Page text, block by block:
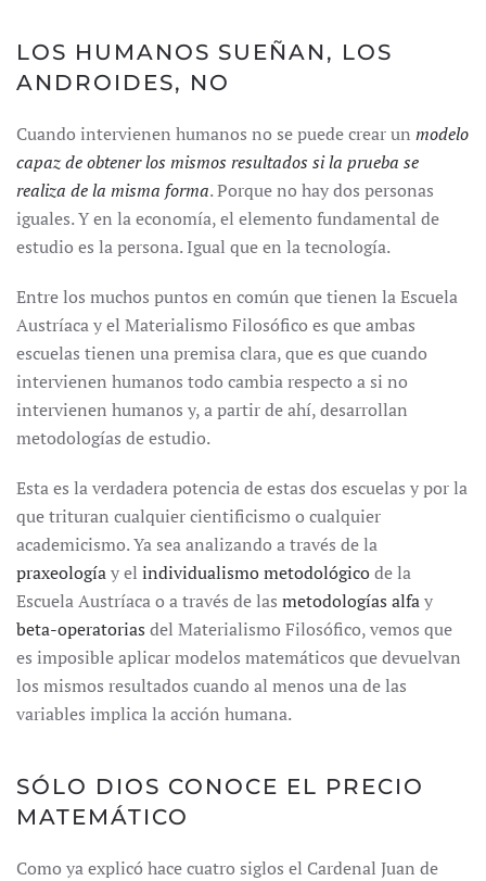
LOS HUMANOS SUEÑAN, LOS
ANDROIDES, NO
Cuando intervienen humanos no se puede crear un modelo
capaz de obtener los mismos resultados si la prueba se
realiza de la misma forma. Porque no hay dos personas
iguales. Y en la economía, el elemento fundamental de
estudio es la persona. Igual que en la tecnología.
Entre los muchos puntos en común que tienen la Escuela
Austríaca y el Materialismo Filosófico es que ambas
escuelas tienen una premisa clara, que es que cuando
intervienen humanos todo cambia respecto a si no
intervienen humanos y, a partir de ahí, desarrollan
metodologías de estudio.
Esta es la verdadera potencia de estas dos escuelas y por la
que trituran cualquier cientificismo o cualquier
academicismo. Ya sea analizando a través de la
praxeologíay el individualismo metodológicode la
Escuela Austríaca o a través de las metodologías alfay
beta-operatorias del Materialismo Filosófico, vemos que
es imposible aplicar modelos matemáticos que devuelvan
los mismos resultados cuando al menos una de las
variables implica la acción humana.
SÓLO DIOS CONOCE EL PRECIO
MATEMÁTICO
Como ya explicó hace cuatro siglos el Cardenal Juan de